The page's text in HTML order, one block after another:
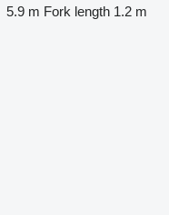
5.9 m Fork length 1.2 m